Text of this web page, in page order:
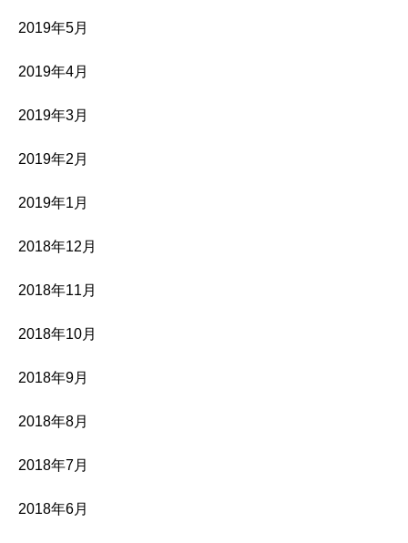
2019年5月
2019年4月
2019年3月
2019年2月
2019年1月
2018年12月
2018年11月
2018年10月
2018年9月
2018年8月
2018年7月
2018年6月